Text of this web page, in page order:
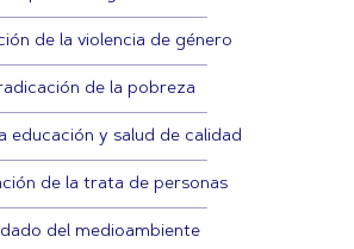
de la violencia de género
de la pobreza
educación y salud de calidad
de la trata de personas
del medioambiente